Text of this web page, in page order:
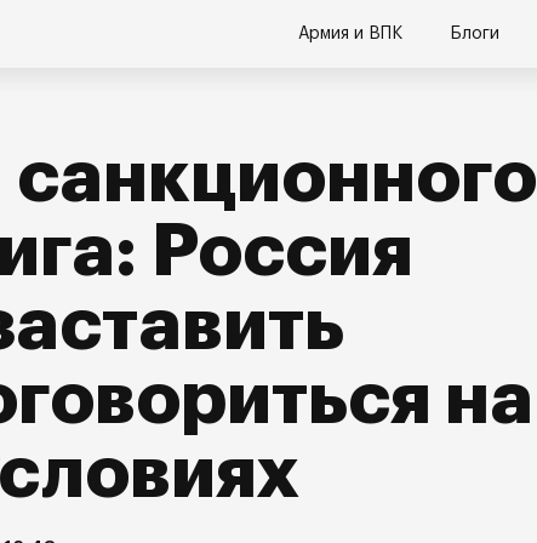
Армия и ВПК Блоги
санкционного
Россия
на